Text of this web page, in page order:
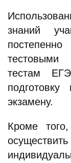
знаний
тестовыми
тестам
экзамену.
Кроме